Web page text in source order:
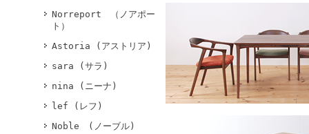
Norreport （ノアポー
ト）
Astoria (アストリア)
sara (サラ)
nina (ニーナ)
lef (レフ)
Noble (ノーブル)